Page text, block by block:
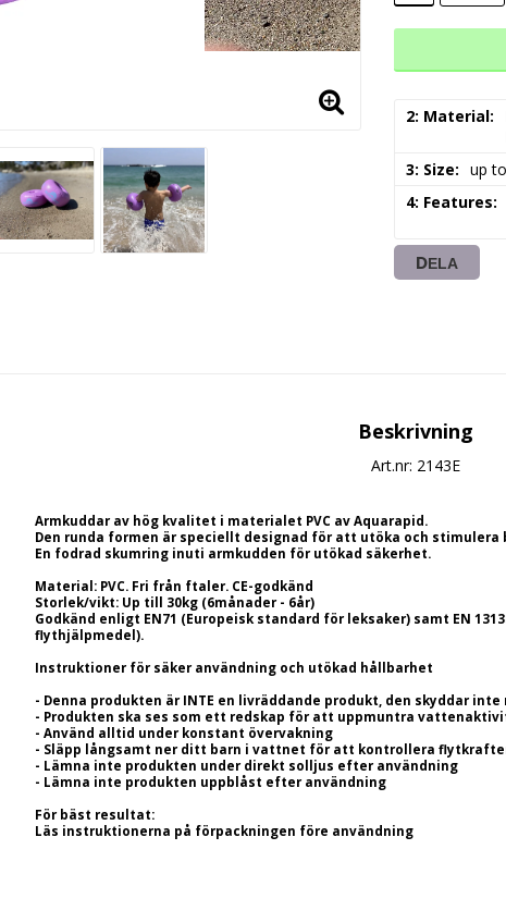
2: Material
3: Size
up
4: Features
DELA
Beskrivning
Art.nr: 2143E
Armkuddar av hög kvalitet i materialet PVC av Aquarapid.
Den runda formen är speciellt designad för att utöka och stimulera
En fodrad skumring inuti armkudden för utökad säkerhet.
Material: PVC. Fri från ftaler. CE-godkänd
Storlek/vikt: Up till 30kg (6månader - 6år)
Godkänd enligt EN71 (Europeisk standard för leksaker) samt EN
flythjälpmedel).
Instruktioner för säker användning och utökad hållbarhet
- Denna produkten är INTE en livräddande produkt, den skyddar
- Produkten ska ses som ett redskap för att uppmuntra
- Använd alltid under konstant övervakning
- Släpp långsamt ner ditt barn i vattnet för att kontrollera
- Lämna inte produkten under direkt solljus efter användning
- Lämna inte produkten uppblåst efter användning
För bäst resultat:
Läs instruktionerna på förpackningen före användning